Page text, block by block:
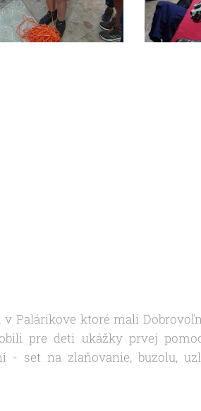
Palárikove ktoré mali
pre deti ukážky prvej
- set na zlaňovanie, buzolu,